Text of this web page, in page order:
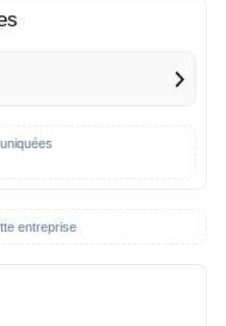
entreprise